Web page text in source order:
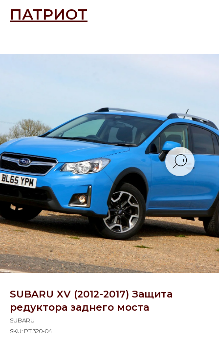
ПАТРИОТ
SUBARU XV (2012-2017) Защита
редуктора заднего моста
SUBARU
SKU: PT.320-04